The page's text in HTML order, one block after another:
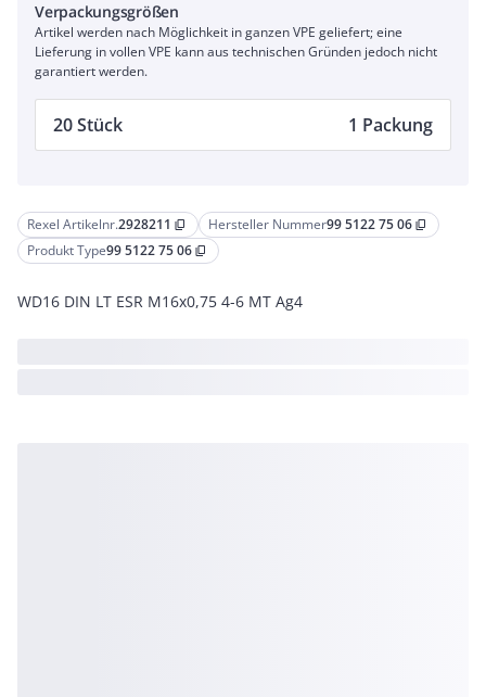
Rexel Artikelnr.2928211 content_copy Hersteller Nummer99 5122 75 06 content_copy
Produkt Type99 5122 75 06 content_copy
WD16 DIN LT ESR M16x0,75 4-6 MT Ag4
Verpackungsgrößen
Artikel werden nach Möglichkeit in ganzen VPE geliefert; eine
Lieferung in vollen VPE kann aus technischen Gründen jedoch nicht
garantiert werden.
20 Stück 1 Packung